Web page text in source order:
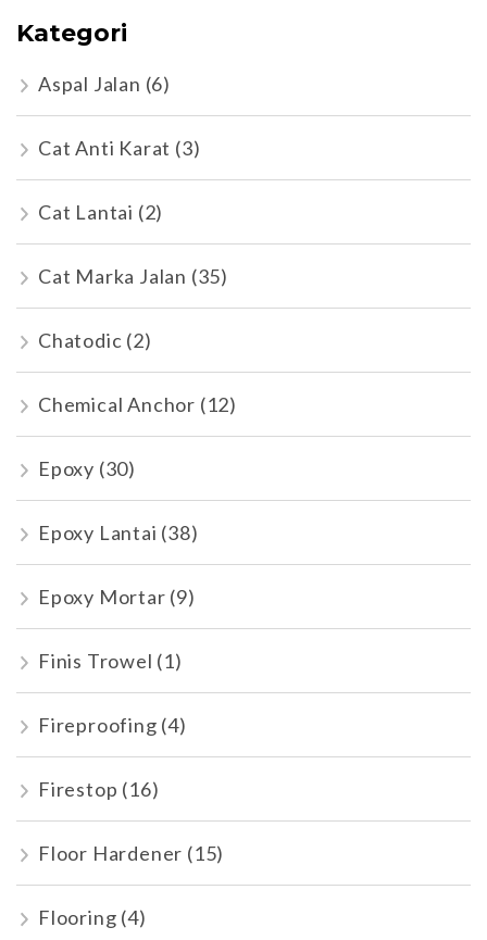
Kategori
Aspal Jalan (6)
Cat Anti Karat (3)
Cat Lantai (2)
Cat Marka Jalan (35)
Chatodic (2)
Chemical Anchor (12)
Epoxy (30)
Epoxy Lantai (38)
Epoxy Mortar (9)
Finis Trowel (1)
Fireproofing (4)
Firestop (16)
Floor Hardener (15)
Flooring (4)